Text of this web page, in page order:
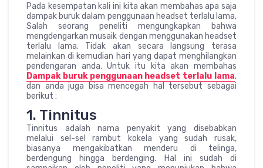
Pada kesempatan kali ini kita akan membahas apa saja
dampak buruk dalam penggunaan headset terlalu lama,
Salah seorang peneliti mengungkapkan bahwa
mengdengarkan musaik dengan menggunakan headset
terlalu lama. Tidak akan secara langsung terasa
melainkan di kemudian hari yang dapat menghilangkan
pendengaran anda. Untuk itu kita akan membahas
Dampak buruk penggunaan headset terlalu lama,
dan anda juga bisa mencegah hal tersebut sebagai
berikut :
1. Tinnitus
Tinnitus adalah nama penyakit yang disebabkan
melalui sel-sel rambut kokela yang sudah rusak,
biasanya mengakibatkan menderu di telinga,
berdengung hingga berdenging. Hal ini sudah di